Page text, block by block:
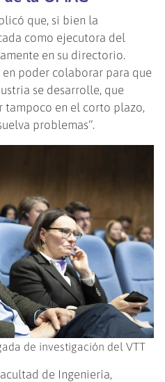
que, si bien la
como ejecutora del
en su directorio.
en poder colaborar para que
se desarrolle, que
tampoco en el corto plazo,
problemas”.
de investigación del VTT
de Ingeniería,